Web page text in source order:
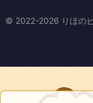
© 2022-2026 りほの